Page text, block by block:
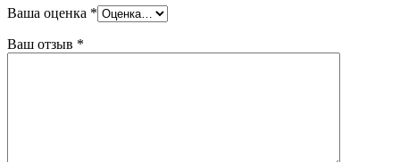
Ваша оценка *
Ваш отзыв *